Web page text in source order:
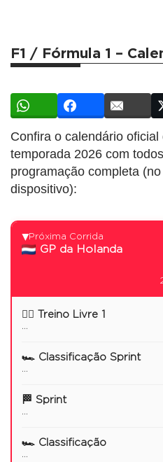
F1 / Fórmula 1 –
Confira o calendário oficial
temporada 2026 com
programação completa
dispositivo):
▶Próxima Corrida
GP da Holanda
🏋️‍♂️ Treino Livre 1
...
🏎️ Classificação Sprint
...
🏁 Sprint
...
🏎️ Classificação
...